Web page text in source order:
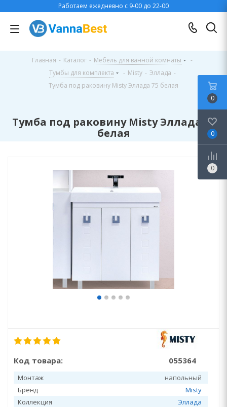
Работаем ежедневно с 9-00 до 22-00
Главная - Каталог - Мебель для ванной комнаты
-
Тумбы для комплекта
- Misty - Эллада -
Тумба под раковину Misty Эллада 75 белая
Тумба под раковину Misty Эллада 75
белая
Код товара: 055364
Монтаж
напольный
Бренд
Misty
Коллекция
Эллада
0
0
0